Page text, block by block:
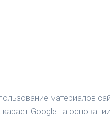
материалов
Google на